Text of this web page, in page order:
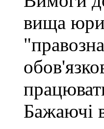
вища
Бажаючі